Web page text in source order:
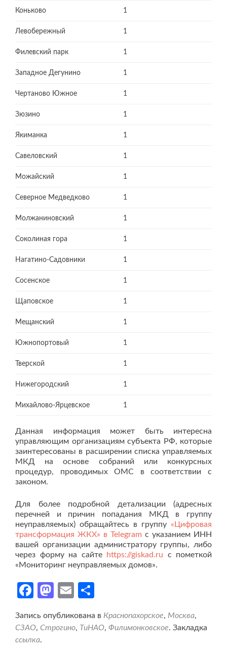
Коньково 1
Левобережный 1
Филевский парк 1
Западное Дегунино 1
Чертаново Южное 1
Зюзино 1
Якиманка 1
Савеловский 1
Можайский 1
Северное Медведково 1
Молжаниновский 1
Соколиная гора 1
Нагатино-Садовники 1
Сосенское 1
Щаповское 1
Мещанский 1
Южнопортовый 1
Тверской 1
Нижегородский 1
Михайлово-Ярцевское 1
Данная информация может быть интересна
управляющим организациям субъекта РФ, которые
заинтересованы в расширении списка управляемых
МКД на основе собраний или конкурсных
процедур, проводимых ОМС в соответствии с
законом.
Для более подробной детализации (адресных
перечней и причин попадания МКД в группу
неуправляемых) обращайтесь в группу «Цифровая
трансформация ЖКХ» в Telegram с указанием ИНН
вашей организации администратору группы, либо
через форму на сайте
https://giskad.ru с пометкой
«Мониторинг неуправляемых домов».
Facebook
Mastodon
Email
Запись опубликована в Краснопахорское, Москва,
СЗАО, Строгино, ТиНАО, Филимонковское. Закладка
ссылка.